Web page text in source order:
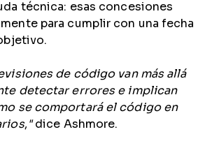
técnica: esas concesiones
para cumplir con una fecha
de código van más allá
detectar errores e implican
se comportará el código en
, "dice Ashmore.